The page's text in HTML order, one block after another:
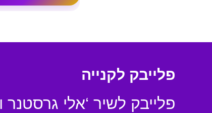
פלייבק לקנייה
פלייבק לשיר ‘אלי גרסטנר